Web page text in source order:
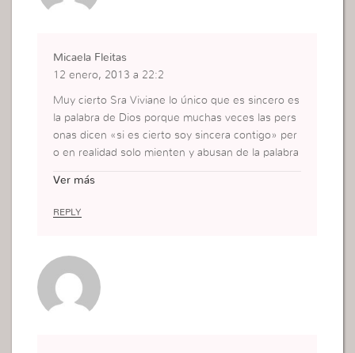
Micaela Fleitas
12 enero, 2013 a 22:2
Muy cierto Sra Viviane lo único que es sincero es
la palabra de Dios porque muchas veces las pers
onas dicen «si es cierto soy sincera contigo» per
o en realidad solo mienten y abusan de la palabra
Ver más
REPLY